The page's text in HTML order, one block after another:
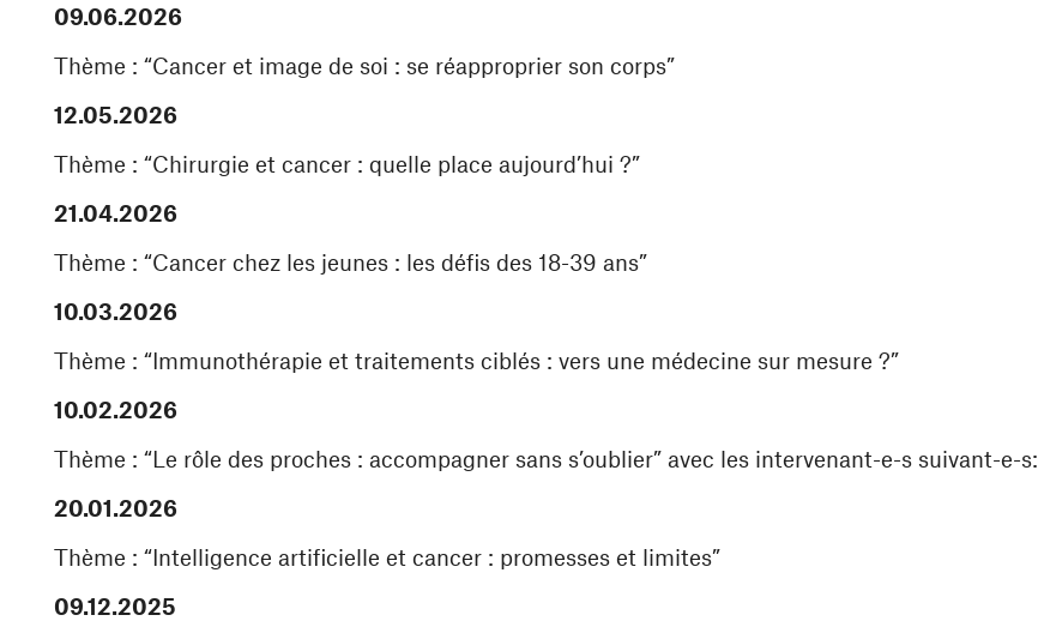
09.06.2026
Thème : “Cancer et image de soi : se réapproprier son corps”
12.05.2026
Thème : “Chirurgie et cancer : quelle place aujourd’hui ?”
21.04.2026
Thème : “Cancer chez les jeunes : les défis des 18-39 ans”
10.03.2026
Thème : “Immunothérapie et traitements ciblés : vers une médecine sur mesure ?”
10.02.2026
Thème : “Le rôle des proches : accompagner sans s’oublier” avec les intervenant-e-s suivant-e-s:
20.01.2026
Thème : “Intelligence artificielle et cancer : promesses et limites”
09.12.2025